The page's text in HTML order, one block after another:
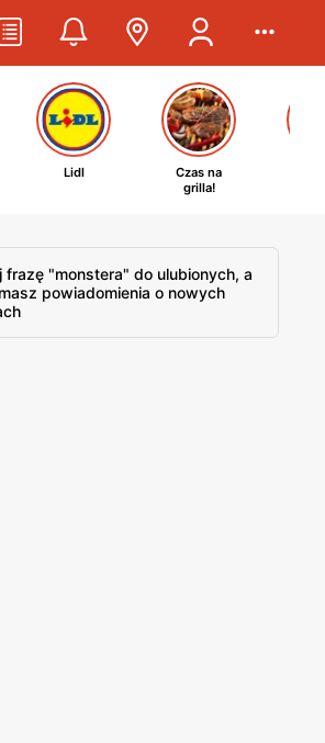
Lidl
Czas na
grilla!
frazę "monstera" do ulubionych, a
powiadomienia o nowych